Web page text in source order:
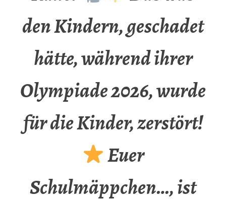
den Kindern, geschadet
hätte, während ihrer
Olympiade 2026, wurde
für die Kinder, zerstört!
Euer
Schulmäppchen…, ist